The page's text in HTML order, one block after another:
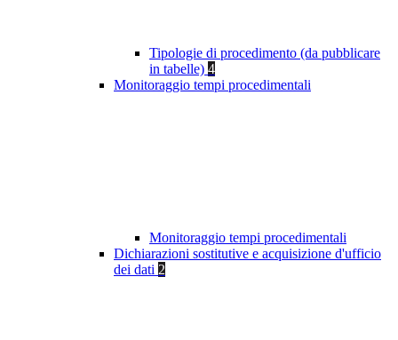
Tipologie di procedimento (da pubblicare
in tabelle) 4
Monitoraggio tempi procedimentali
Monitoraggio tempi procedimentali
Dichiarazioni sostitutive e acquisizione d'ufficio
dei dati 2